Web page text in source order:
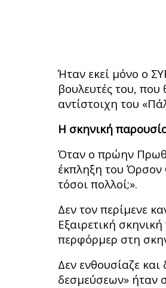
Ήταν εκεί μόνο ο
βουλευτές του,
αντίστοιχη του
Η σκηνική
Όταν ο πρώην
έκπληξη του Όρσον
τόσοι πολλοί;».
Δεν τον περίμενε
Εξαιρετική
περφόρμερ στη
Δεν ενθουσίαζε
δεσμεύσεων» ήταν